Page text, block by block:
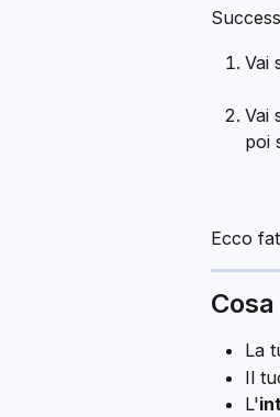
Vai
Vai
poi
Ecco
La
Il
L'